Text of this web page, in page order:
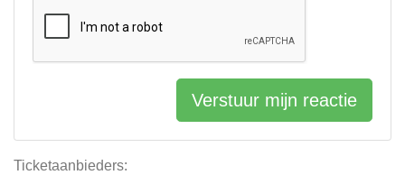
Ticketaanbieders:
Verstuur mijn reactie